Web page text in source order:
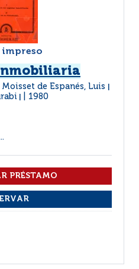
impreso
de Espanés, Luis
1980